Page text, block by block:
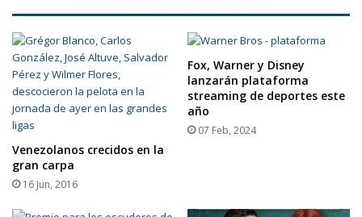
Venezolanos crecidos en la
gran carpa
16 Jun, 2016
Fox, Warner y Disney
lanzarán plataforma
streaming de deportes este
año
07 Feb, 2024